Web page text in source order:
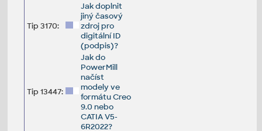
Tip 3170:
Jak doplnit
jiný časový
zdroj pro
digitální ID
(podpis)?
Tip 13447:
Jak do
PowerMill
načíst
modely ve
formátu Creo
9.0 nebo
CATIA V5-
6R2022?